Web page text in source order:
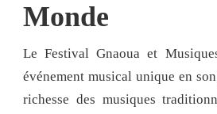
Monde
Le Festival Gnaoua et
événement musical unique en
richesse des musiques